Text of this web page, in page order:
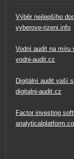
Výběr nejlepšího
vyberove-rizeni.info
Vodní audit na míru
vodni-audit.cz
Digitální audit vaší
digitalni-audit.cz
Factor investing